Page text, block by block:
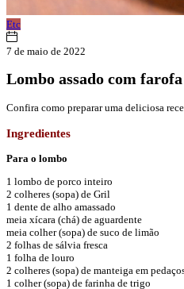
Etc
7 de maio de 2022
Lombo assado com farofa
Confira como preparar uma deliciosa
Ingredientes
Para o lombo
1 lombo de porco inteiro
2 colheres (sopa) de Gril
1 dente de alho amassado
meia xícara (chá) de aguardente
meia colher (sopa) de suco de limão
2 folhas de sálvia fresca
1 folha de louro
2 colheres (sopa) de manteiga em
1 colher (sopa) de farinha de trigo